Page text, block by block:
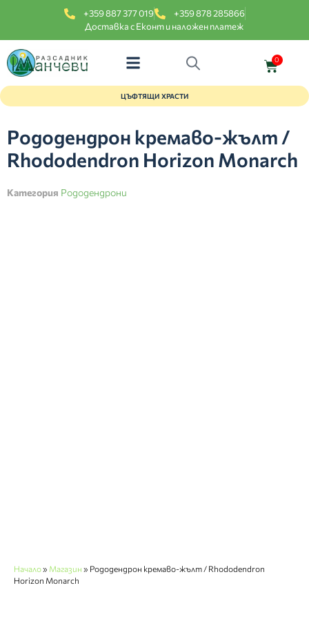
+359 887 377 019
+359 878 285866
Доставка с Еконт и наложен платеж
0
ЦЪФТЯЩИ ХРАСТИ
Рододендрон кремаво-жълт /
Rhododendron Horizon Monarch
Категория Рододендрони
Начало» Магазин » Рододендрон кремаво-жълт / Rhododendron
Horizon Monarch